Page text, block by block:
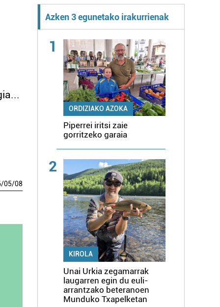
/05/08
Azken 3 egunetako irakurrienak
1
ORDIZIAKO AZOKA
Piperrei iritsi zaie
gorritzeko garaia
2
KIROLA
Unai Urkia zegamarrak
laugarren egin du euli-
arrantzako beteranoen
Munduko Txapelketan